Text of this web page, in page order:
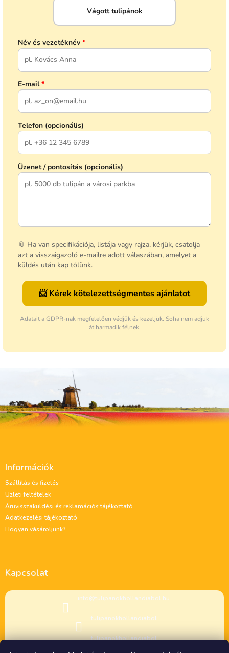
Vágott tulipánok
Név és vezetéknév *
E-mail*
Telefon (opcionális)
Üzenet / pontosítás (opcionális)
📎 Ha van specifikációja, listája vagy rajza, kérjük, csatolja
azt a visszaigazoló e-mailre adott válaszában, amelyet a
küldés után kap tőlünk.
📨 Kérek kötelezettségmentes ajánlatot
Adatait a GDPR-nak megfelelően védjük és kezeljük. Soha nem adjuk
át harmadik félnek.
Információk
Szállítás és fizetés
Üzleti feltételek
Áruvisszaküldési és reklamációs tájékoztató
Adatkezelési tájékoztató
Hogyan vásároljunk?
Kapcsolat
info@tulipanokhollandiabol.hu
tulipanokhollandiabol
tulipanokhollandiabol